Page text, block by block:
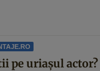
pe uriașul